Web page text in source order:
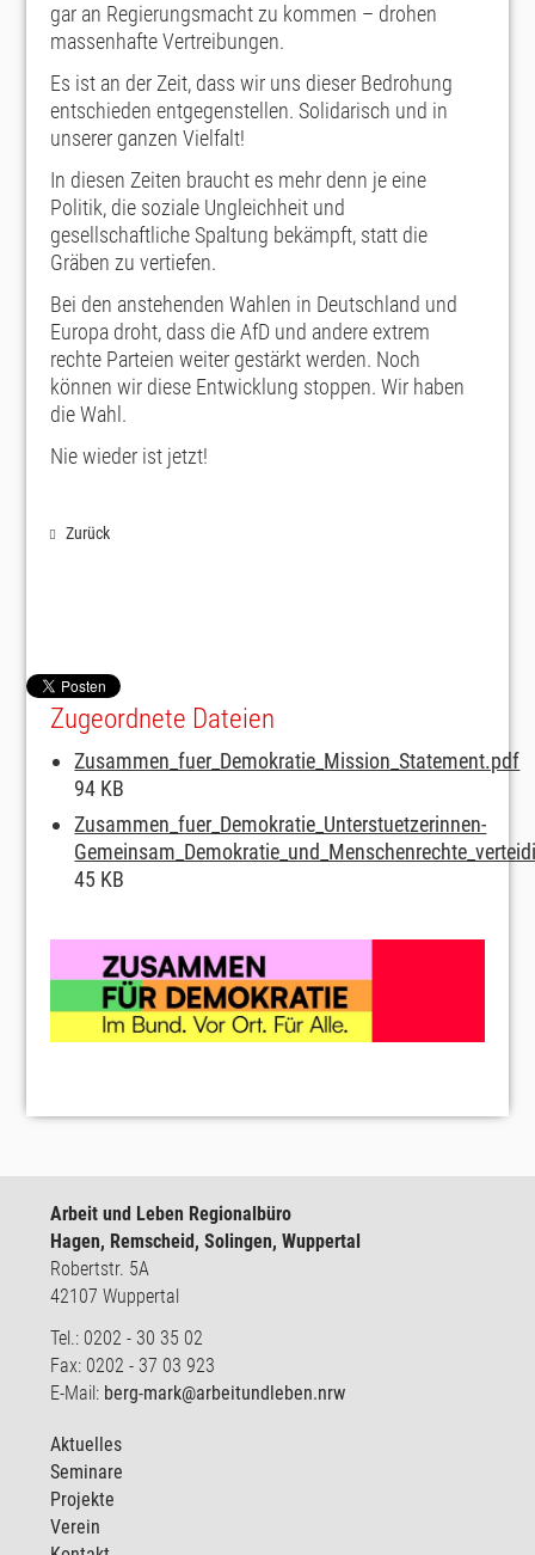
gar an Regierungsmacht zu kommen – drohen
massenhafte Vertreibungen.
Es ist an der Zeit, dass wir uns dieser Bedrohung
entschieden entgegenstellen. Solidarisch und in
unserer ganzen Vielfalt!
In diesen Zeiten braucht es mehr denn je eine
Politik, die soziale Ungleichheit und
gesellschaftliche Spaltung bekämpft, statt die
Gräben zu vertiefen.
Bei den anstehenden Wahlen in Deutschland und
Europa droht, dass die AfD und andere extrem
rechte Parteien weiter gestärkt werden. Noch
können wir diese Entwicklung stoppen. Wir haben
die Wahl.
Nie wieder ist jetzt!
Zurück
Zugeordnete Dateien
Zusammen_fuer_Demokratie_Mission_Statement.pdf
94 KB
Zusammen_fuer_Demokratie_Unterstuetzerinnen-
45 KB
Arbeit und Leben Regionalbüro
Hagen, Remscheid, Solingen, Wuppertal
Robertstr. 5A
42107 Wuppertal
Tel.: 0202 - 30 35 02
Fax: 0202 - 37 03 923
E-Mail: berg-mark@arbeitundleben.nrw
Aktuelles
Seminare
Projekte
Verein